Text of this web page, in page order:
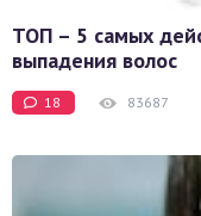
ТОП – 5 самых
выпадения волос
18 83687